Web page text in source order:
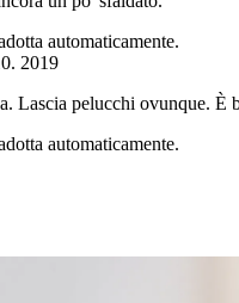
automaticamente.
2019
Lascia pelucchi ovunque. È
automaticamente.